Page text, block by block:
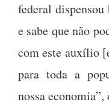
federal dispensou
e sabe que não
com este auxílio
para toda a
nossa